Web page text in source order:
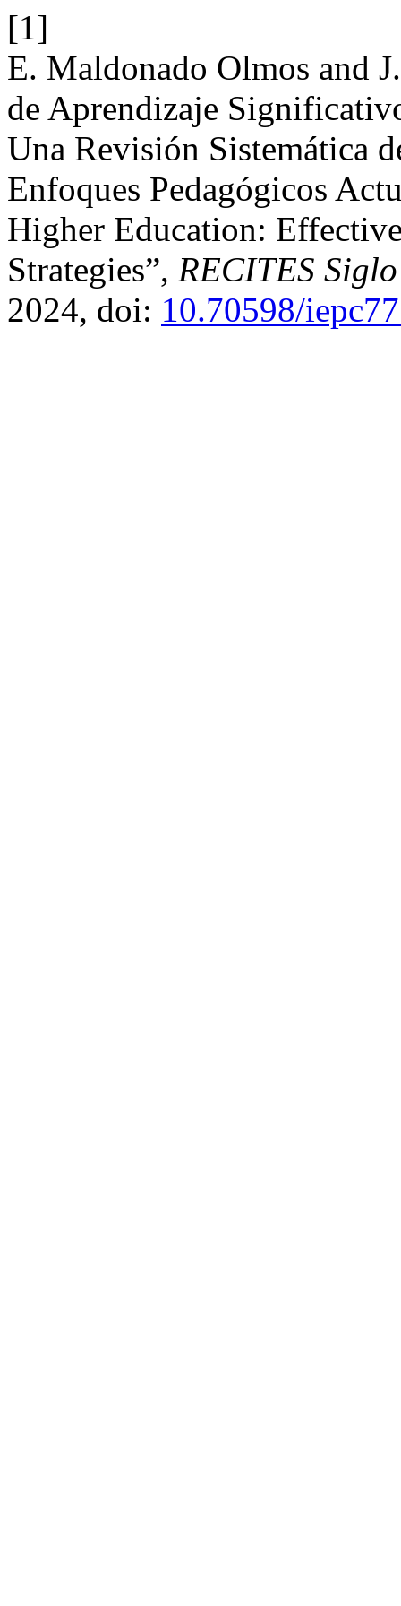
[1]
E. Maldonado Olmos and
de Aprendizaje
Una Revisión Sistemática
Enfoques Pedagógicos
Higher Education:
Strategies”, RECITES
2024, doi: 10.70598/